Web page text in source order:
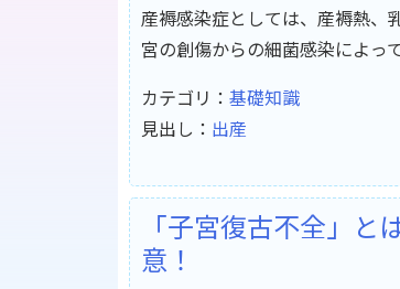
産褥感染症としては、産褥熱、
宮の創傷からの細菌感染によっ
カテゴリ： 基礎知識
見出し： 出産
「子宮復古不全」
意！